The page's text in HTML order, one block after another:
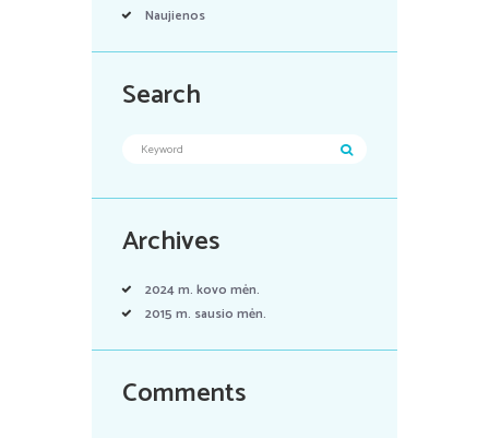
Naujienos
Search
Archives
2024 m. kovomėn.
2015 m. sausiomėn.
Comments